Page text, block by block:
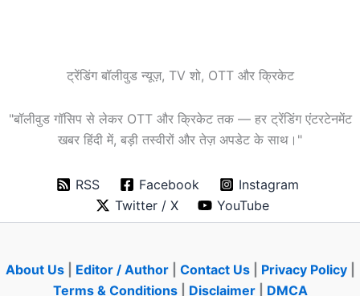
ट्रेंडिंग बॉलीवुड न्यूज़, TV शो, OTT और क्रिकेट
"बॉलीवुड गॉसिप से लेकर OTT और क्रिकेट तक — हर ट्रेंडिंग एंटरटेनमेंट
खबर हिंदी में, बड़ी तस्वीरों और तेज़ अपडेट के साथ।"
RSS Facebook
Instagram
Twitter / X
YouTube
About Us| Editor / Author| Contact Us| Privacy Policy|
Terms & Conditions| Disclaimer| DMCA